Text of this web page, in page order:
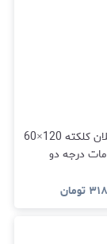
سرامیک پرسلان کلکته 120×60
مات درجه دو
تومان